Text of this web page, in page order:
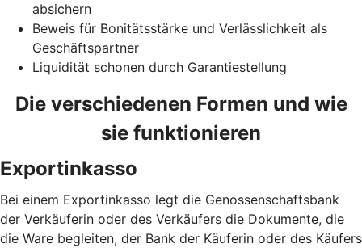
absichern
Beweis für Bonitätsstärke und Verlässlichkeit als
Geschäftspartner
Liquidität schonen durch Garantiestellung
Die verschiedenen Formen und wie
sie funktionieren
Exportinkasso
Bei einem Exportinkasso legt die Genossenschaftsbank
der Verkäuferin oder des Verkäufers die Dokumente, die
die Ware begleiten, der Bank der Käuferin oder des Käufers